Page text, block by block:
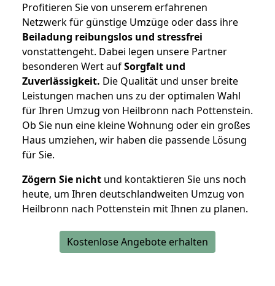
Profitieren Sie von unserem erfahrenen
Netzwerk für günstige Umzüge oder dass ihre
Beiladung reibungslos und stressfrei
vonstattengeht. Dabei legen unsere Partner
besonderen Wert aufSorgfalt und
Zuverlässigkeit. Die Qualität und unser breite
Leistungen machen uns zu der optimalen Wahl
für Ihren Umzug von Heilbronn nach Pottenstein.
Ob Sie nun eine kleine Wohnung oder ein großes
Haus umziehen, wir haben die passende Lösung
für Sie.
Zögern Sie nicht und kontaktieren Sie uns noch
heute, um Ihren deutschlandweiten Umzug von
Heilbronn nach Pottenstein mit Ihnen zu planen.
Kostenlose Angebote erhalten